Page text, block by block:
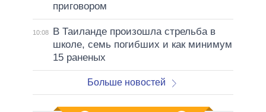
приговором
10:08
В Таиланде произошла стрельба в
школе, семь погибших и как минимум
15 раненых
Больше новостей